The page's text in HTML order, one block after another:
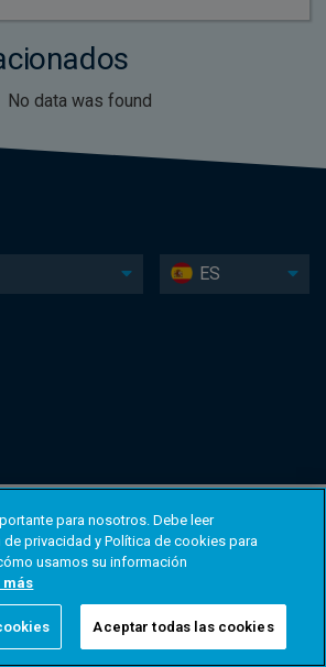
No data was found
ES
para nosotros. Debe leer
de privacidad y Política de cookies para
usamos su información
más
Aceptar todas las cookies